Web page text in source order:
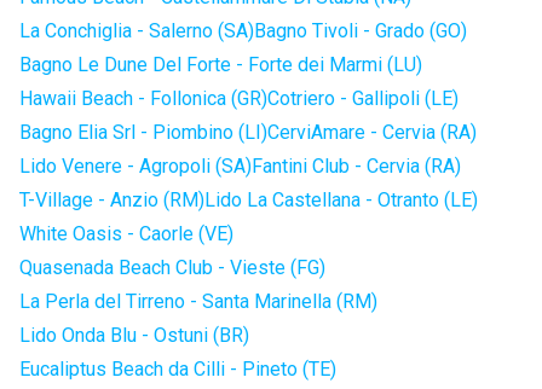
La Conchiglia - Salerno (SA)Bagno Tivoli - Grado (GO)
Bagno Le Dune Del Forte - Forte dei Marmi (LU)
Hawaii Beach - Follonica (GR)Cotriero - Gallipoli (LE)
Bagno Elia Srl - Piombino (LI)CerviAmare - Cervia (RA)
Lido Venere - Agropoli (SA)Fantini Club - Cervia (RA)
T-Village - Anzio (RM)Lido La Castellana - Otranto (LE)
White Oasis - Caorle (VE)
Quasenada Beach Club - Vieste (FG)
La Perla del Tirreno - Santa Marinella (RM)
Lido Onda Blu - Ostuni (BR)
Eucaliptus Beach da Cilli - Pineto (TE)